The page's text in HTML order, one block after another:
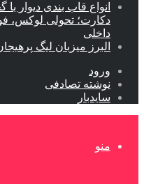
انواع قاب بندی دیوار
دکارت؛ تحولی لوکس،
داخلی
البرز میزبان لیگ
ورود
نوشته تصادفی
سایدبار
منو